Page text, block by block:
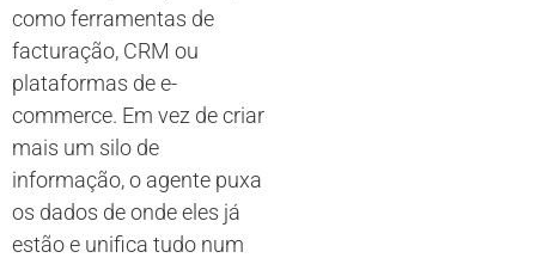
como ferramentas de
facturação, CRM ou
plataformas de e-
commerce. Em vez de criar
mais um silo de
informação, o agente puxa
os dados de onde eles já
estão e unifica tudo num